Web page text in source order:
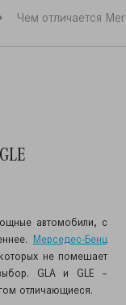
Чем отличается
автомобили, с
Мерседес-Бенц
не помешает
GLA и GLE –
отличающиеся.